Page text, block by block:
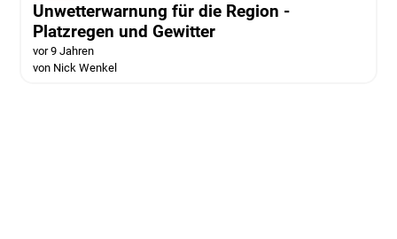
Unwetterwarnung für die Region -
Platzregen und Gewitter
vor 9 Jahren
von Nick Wenkel